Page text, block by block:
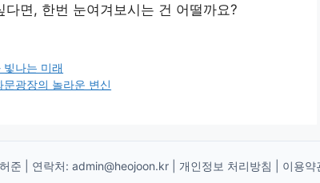
면, 한번 눈여겨보시는 건 어떨까요?
나는 미래
광장의 놀라운 변신
준 | 연락처: admin@heojoon.kr| 개인정보 처리방침 이용약